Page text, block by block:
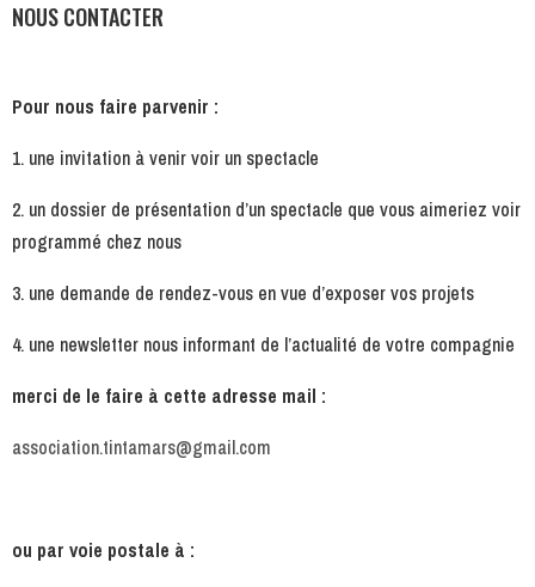
NOUS CONTACTER
Pour nous faire parvenir :
1. une invitation à venir voir un spectacle
2. un dossier de présentation d’un spectacle que vous aimeriez voir
programmé chez nous
3. une demande de rendez-vous en vue d’exposer vos projets
4. une newsletter nous informant de l’actualité de votre compagnie
merci de le faire à cette adresse mail :
association.tintamars@gmail.com
ou par voie postale à :